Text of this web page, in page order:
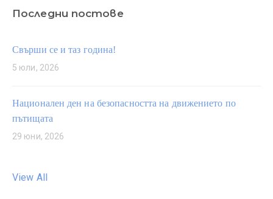
Последни постове
Свърши се и таз година!
5 юли, 2026
Национален ден на безопасността на движението по
пътищата
29 юни, 2026
View All